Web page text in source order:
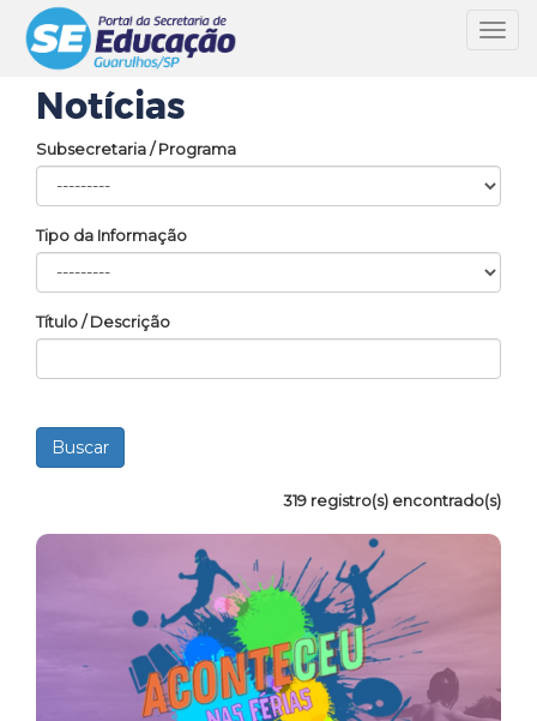
Notícias
Subsecretaria / Programa
Tipo da Informação
Título / Descrição
319 registro(s) encontrado(s)